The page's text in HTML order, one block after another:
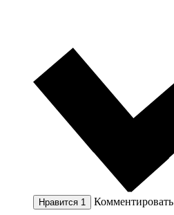
Нравится 1 Комментировать